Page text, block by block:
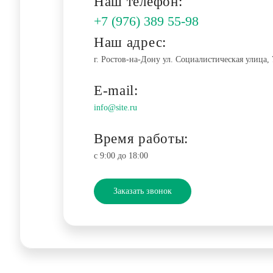
+7 (976) 389 55-98
Наш адрес:
г. Ростов-на-Дону ул. Социалистическая улица,
E-mail:
info@site.ru
Время работы:
c 9:00 до 18:00
Заказать звонок